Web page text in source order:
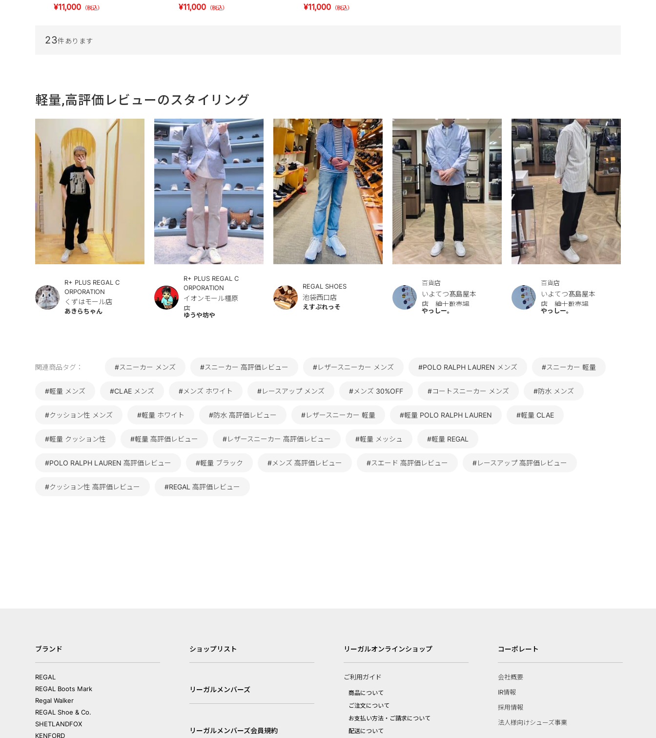
¥11,000 （税込） ¥11,000 （税込） ¥11,000 （税込）
23件あります
軽量,高評価レビューのスタイリング
R+ PLUS REGAL C
ORPORATION
くずはモール店
あきらちゃん
R+ PLUS REGAL C
ORPORATION
イオンモール橿原
店
ゆうや坊や
REGAL SHOES
池袋西口店
えすぷれっそ
百貨店
いよてつ髙島屋本
店 紳士靴売場
やっしー。
百貨店
いよてつ髙島屋本
店 紳士靴売場
やっしー。
関連商品タグ： #スニーカー メンズ #スニーカー 高評価レビュー #レザースニーカー メンズ #POLO RALPH LAUREN メンズ #スニーカー 軽量
#軽量 メンズ #CLAE メンズ #メンズ ホワイト #レースアップ メンズ #メンズ 30%OFF #コートスニーカー メンズ #防水 メンズ
#クッション性 メンズ #軽量 ホワイト #防水 高評価レビュー #レザースニーカー 軽量 #軽量 POLO RALPH LAUREN #軽量 CLAE
#軽量 クッション性 #軽量 高評価レビュー #レザースニーカー 高評価レビュー #軽量 メッシュ #軽量 REGAL
#POLO RALPH LAUREN 高評価レビュー #軽量 ブラック #メンズ 高評価レビュー #スエード 高評価レビュー #レースアップ 高評価レビュー
#クッション性 高評価レビュー #REGAL 高評価レビュー
ブランド
REGAL
REGAL Boots Mark
Regal Walker
REGAL Shoe & Co.
SHETLANDFOX
KENFORD
ショップリスト
リーガルメンバーズ
リーガルメンバーズ会員規約
リーガルオンラインショップ
ご利用ガイド
商品について
ご注文について
お支払い方法・ご請求について
配送について
コーポレート
会社概要
IR情報
採用情報
法人様向けシューズ事業